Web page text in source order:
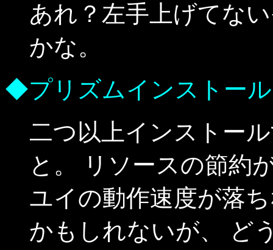
あれ？左手上げてな
かな。
◆プリズムインストール
二つ以上インストー
と。 リソースの節約
ユイの動作速度が落
かもしれないが、 ど